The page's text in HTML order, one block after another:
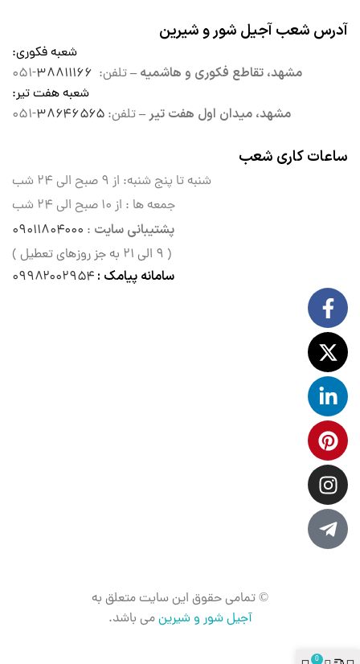
آدرس شعب آجیل شور و شیرین
شعبه فکوری:
مشهد، تقاطع فکوری و هاشمیه –تلفن: ۳۸۸۱۱۱۶۶-۰۵۱
شعبه هفت تیر:
مشهد، میدان اول هفت تیر –تلفن: ۳۸۶۴۶۵۶۵-۰۵۱
ساعات کاری شعب
شنبه تا پنج شنبه: از ۹ صبح الی
۲۴ شب
جمعه ها : از ۱۰ صبح الی ۲۴ شب
پشتیبانی سایت : ۰۹۰۱۱۸۰۴۰۰۰
( ۹ الی ۲۱ به جز روزهای تعطیل )
سامانه پیامک : ۰۹۹۸۲۰۰۲۹۵۴
© تمامی حقوق این سایت متعلق به
آجیل شور و شیرینمی باشد.
0